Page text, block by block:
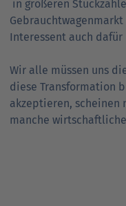
in größeren
Interessent auch
Wir alle müssen uns
diese Transformation
akzeptieren,
manche